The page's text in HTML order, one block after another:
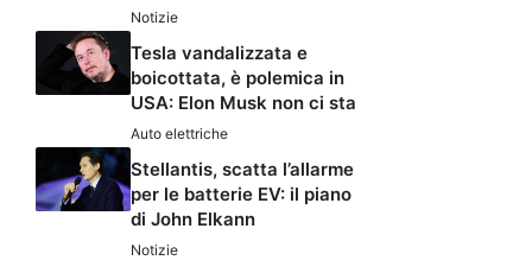
Notizie
Tesla vandalizzata e
boicottata, è polemica in
USA: Elon Musk non ci sta
Auto elettriche
Stellantis, scatta l’allarme
per le batterie EV: il piano
di John Elkann
Notizie